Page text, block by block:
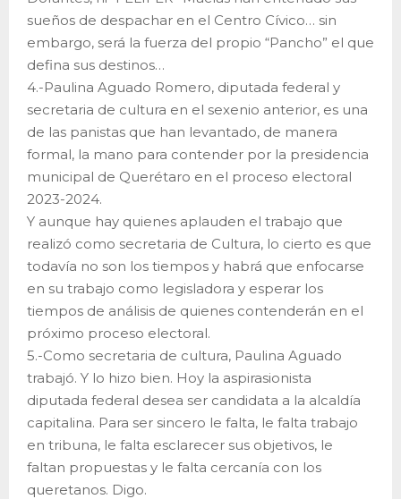
sueños de despachar en el Centro Cívico… sin
embargo, será la fuerza del propio “Pancho” el que
defina sus destinos…
4.-Paulina Aguado Romero, diputada federal y
secretaria de cultura en el sexenio anterior, es una
de las panistas que han levantado, de manera
formal, la mano para contender por la presidencia
municipal de Querétaro en el proceso electoral
2023-2024.
Y aunque hay quienes aplauden el trabajo que
realizó como secretaria de Cultura, lo cierto es que
todavía no son los tiempos y habrá que enfocarse
en su trabajo como legisladora y esperar los
tiempos de análisis de quienes contenderán en el
próximo proceso electoral.
5.-Como secretaria de cultura, Paulina Aguado
trabajó. Y lo hizo bien. Hoy la aspirasionista
diputada federal desea ser candidata a la alcaldía
capitalina. Para ser sincero le falta, le falta trabajo
en tribuna, le falta esclarecer sus objetivos, le
faltan propuestas y le falta cercanía con los
queretanos. Digo.